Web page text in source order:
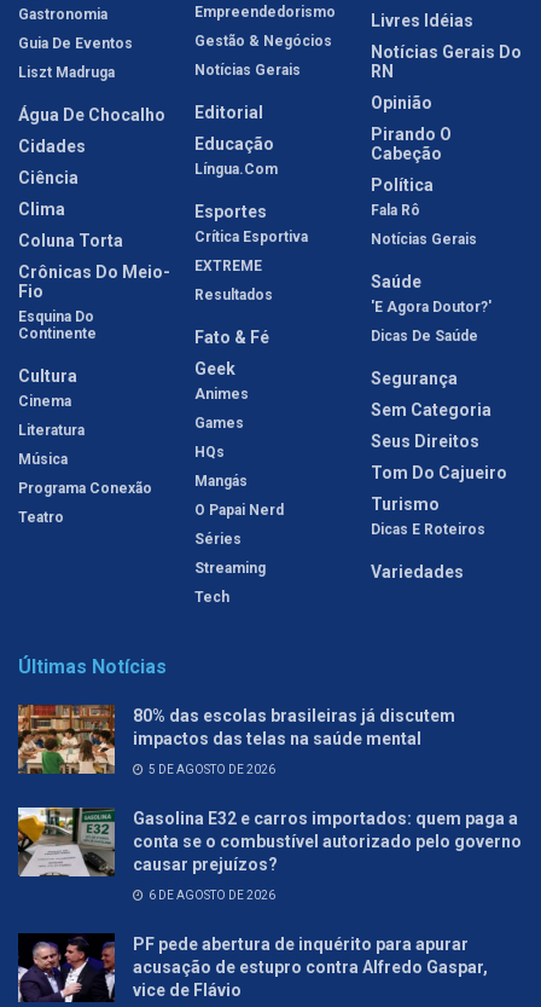
Gastronomia
Guia De Eventos
Liszt Madruga
Água De Chocalho
Cidades
Ciência
Clima
Coluna Torta
Crônicas Do Meio-
Fio
Esquina Do
Continente
Cultura
Cinema
Literatura
Música
Programa Conexão
Teatro
Empreendedorismo
Gestão & Negócios
Notícias Gerais
Editorial
Educação
Língua.com
Esportes
Crítica Esportiva
EXTREME
Resultados
Fato & Fé
Geek
Animes
Games
HQs
Mangás
O Papai Nerd
Séries
Streaming
Tech
Livres Idéias
Notícias Gerais Do
RN
Opinião
Pirando O
Cabeção
Política
Fala Rô
Notícias Gerais
Saúde
'E Agora Doutor?'
Dicas De Saúde
Segurança
Sem Categoria
Seus Direitos
Tom Do Cajueiro
Turismo
Dicas E Roteiros
Variedades
Últimas Notícias
80% das escolas brasileiras já discutem
impactos das telas na saúde mental
5 DE AGOSTO DE 2026
Gasolina E32 e carros importados: quem paga a
conta se o combustível autorizado pelo governo
causar prejuízos?
6 DE AGOSTO DE 2026
PF pede abertura de inquérito para apurar
acusação de estupro contra Alfredo Gaspar,
vice de Flávio